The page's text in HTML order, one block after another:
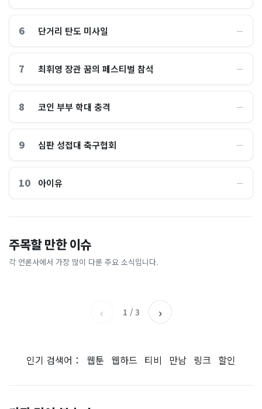
6 단거리 탄도 미사일 ―
7 최휘영 장관 꿈의 페스티벌 참석 ―
8 코인 부부 학대 충격 ―
9 심판 성접대 축구협회 ―
10 아이유 ―
주목할 만한 이슈
각 언론사에서 가장 많이 다룬 주요 소식입니다.
이 대통령 사관학교 통합 발언
에…“서울대 법대·충암고도
없애나”
채널A
라 출렁이는 日증시
아시아경제
총리 영상에 "대체 뭐냐" 발
칵‥日 배우도 "미친 짓"
실체, 은밀하게…[중국나라]
‹ 1 / 3 ›
인기 검색어： 웹툰 웹하드 티비 만남 링크 할인